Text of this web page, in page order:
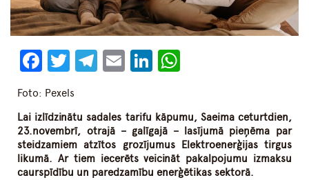
Facebook
Twitter
Telegram
EmailLinkedIn
Foto: Pexels
Lai izlīdzinātu sadales tarifu kāpumu, Saeima ceturtdien,
23.novembrī, otrajā – galīgajā – lasījumā pieņēma par
steidzamiem atzītos grozījumus Elektroenerģijas tirgus
likumā. Ar tiem iecerēts veicināt pakalpojumu izmaksu
caurspīdību un paredzamību enerģētikas sektorā.